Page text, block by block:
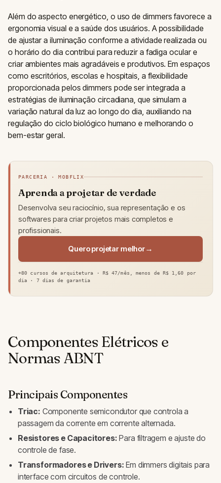
Além do aspecto energético, o uso de dimmers favorece a
ergonomia visual e a saúde dos usuários. A possibilidade
de ajustar a iluminação conforme a atividade realizada ou
o horário do dia contribui para reduzir a fadiga ocular e
criar ambientes mais agradáveis e produtivos. Em espaços
como escritórios, escolas e hospitais, a flexibilidade
proporcionada pelos dimmers pode ser integrada a
estratégias de iluminação circadiana, que simulam a
variação natural da luz ao longo do dia, auxiliando na
regulação do ciclo biológico humano e melhorando o
bem-estar geral.
PARCERIA · MOBFLIX
Aprenda a projetar de verdade
Desenvolva seu raciocínio, sua representação e os
softwares para criar projetos mais completos e
profissionais.
Quero projetar melhor
+80 cursos de arquitetura · R$ 47/mês, menos de R$ 1,60 por
dia · 7 dias de garantia
Componentes Elétricos e
Normas ABNT
Principais Componentes
Triac: Componente semicondutor que controla a
passagem da corrente em corrente alternada.
Resistores e Capacitores: Para filtragem e ajuste do
controle de fase.
Transformadores e Drivers: Em dimmers digitais para
interface com circuitos de controle.